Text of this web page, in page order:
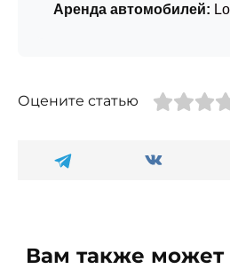
Аренда автомобилей:
Оцените статью
Вам также может